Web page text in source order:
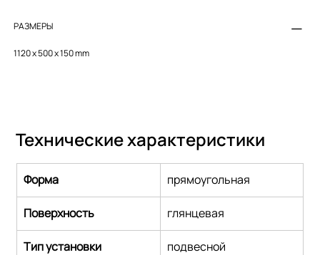
РАЗМЕРЫ
1120 x 500 x 150 mm
Технические характеристики
Форма прямоугольная
Поверхность глянцевая
Тип установки подвесной